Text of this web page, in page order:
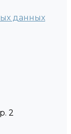
данных
2